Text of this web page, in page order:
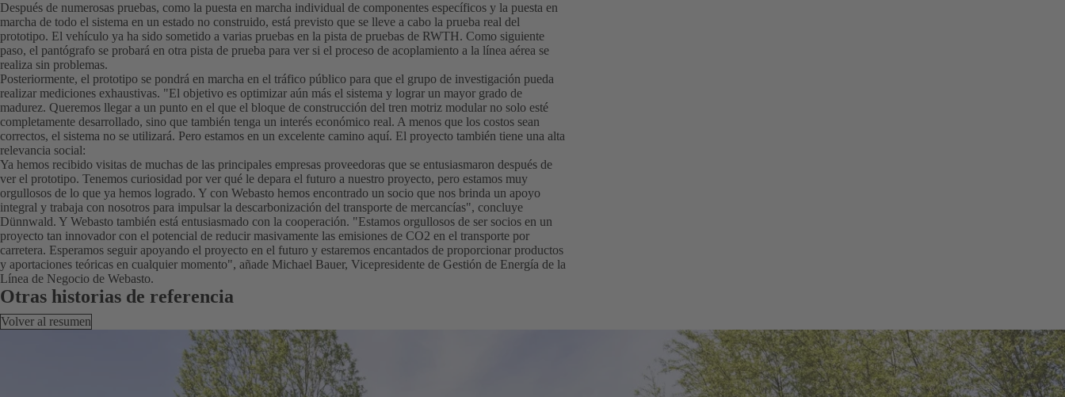
Después de numerosas pruebas, como la puesta en marcha individual de componentes específicos y la puesta en
marcha de todo el sistema en un estado no construido, está previsto que se lleve a cabo la prueba real del
prototipo. El vehículo ya ha sido sometido a varias pruebas en la pista de pruebas de RWTH. Como siguiente
paso, el pantógrafo se probará en otra pista de prueba para ver si el proceso de acoplamiento a la línea aérea se
realiza sin problemas.
Posteriormente, el prototipo se pondrá en marcha en el tráfico público para que el grupo de investigación pueda
realizar mediciones exhaustivas. "El objetivo es optimizar aún más el sistema y lograr un mayor grado de
madurez. Queremos llegar a un punto en el que el bloque de construcción del tren motriz modular no solo esté
completamente desarrollado, sino que también tenga un interés económico real. A menos que los costos sean
correctos, el sistema no se utilizará. Pero estamos en un excelente camino aquí. El proyecto también tiene una alta
relevancia social:
Ya hemos recibido visitas de muchas de las principales empresas proveedoras que se entusiasmaron después de
ver el prototipo. Tenemos curiosidad por ver qué le depara el futuro a nuestro proyecto, pero estamos muy
orgullosos de lo que ya hemos logrado. Y con Webasto hemos encontrado un socio que nos brinda un apoyo
integral y trabaja con nosotros para impulsar la descarbonización del transporte de mercancías", concluye
Dünnwald. Y Webasto también está entusiasmado con la cooperación. "Estamos orgullosos de ser socios en un
proyecto tan innovador con el potencial de reducir masivamente las emisiones de CO2 en el transporte por
carretera. Esperamos seguir apoyando el proyecto en el futuro y estaremos encantados de proporcionar productos
y aportaciones teóricas en cualquier momento", añade Michael Bauer, Vicepresidente de Gestión de Energía de la
Línea de Negocio de Webasto.
Otras historias de referencia
Volver al resumen